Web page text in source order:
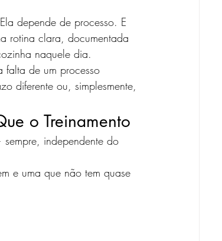
depende de processo. E
rotina clara, documentada
naquele dia.
de um processo
diferente ou, simplesmente,
o Treinamento
independente do
e uma que não tem quase